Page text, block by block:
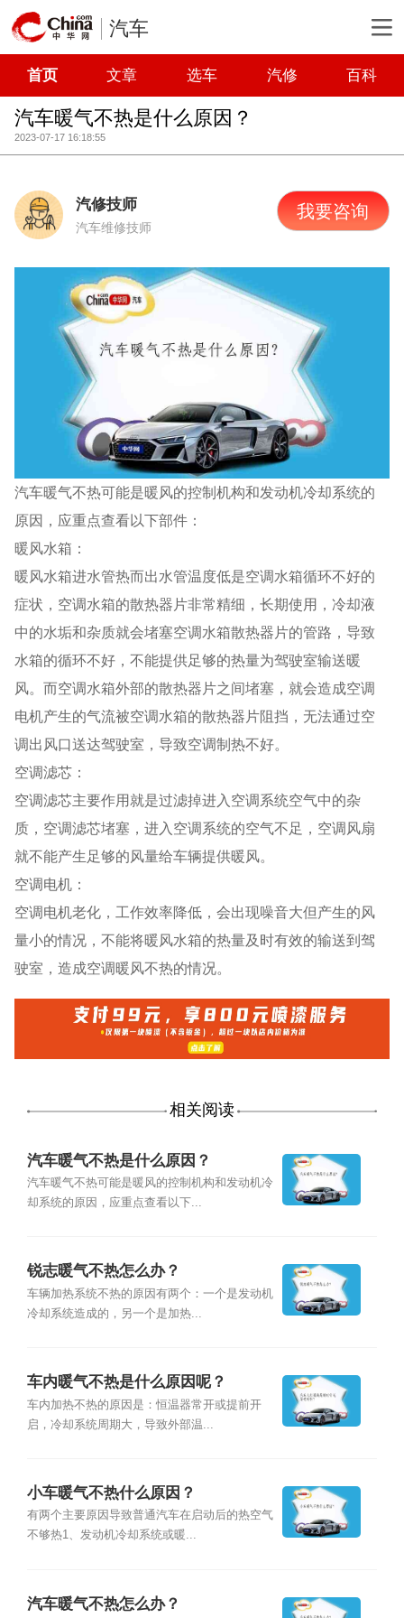
汽车
首页 文章 选车 汽修 百科
汽车暖气不热是什么原因？
2023-07-17 16:18:55
汽修技师
汽车维修技师
我要咨询
汽车暖气不热可能是暖风的控制机构和发动机冷却系统的
原因，应重点查看以下部件：
暖风水箱：
暖风水箱进水管热而出水管温度低是空调水箱循环不好的
症状，空调水箱的散热器片非常精细，长期使用，冷却液
中的水垢和杂质就会堵塞空调水箱散热器片的管路，导致
水箱的循环不好，不能提供足够的热量为驾驶室输送暖
风。而空调水箱外部的散热器片之间堵塞，就会造成空调
电机产生的气流被空调水箱的散热器片阻挡，无法通过空
调出风口送达驾驶室，导致空调制热不好。
空调滤芯：
空调滤芯主要作用就是过滤掉进入空调系统空气中的杂
质，空调滤芯堵塞，进入空调系统的空气不足，空调风扇
就不能产生足够的风量给车辆提供暖风。
空调电机：
空调电机老化，工作效率降低，会出现噪音大但产生的风
量小的情况，不能将暖风水箱的热量及时有效的输送到驾
驶室，造成空调暖风不热的情况。
相关阅读
汽车暖气不热是什么原因？
汽车暖气不热可能是暖风的控制机构和发动机冷
却系统的原因，应重点查看以下...
锐志暖气不热怎么办？
车辆加热系统不热的原因有两个：一个是发动机
冷却系统造成的，另一个是加热...
车内暖气不热是什么原因呢？
车内加热不热的原因是：恒温器常开或提前开
启，冷却系统周期大，导致外部温...
小车暖气不热什么原因？
有两个主要原因导致普通汽车在启动后的热空气
不够热1、发动机冷却系统或暖...
汽车暖气不热怎么办？